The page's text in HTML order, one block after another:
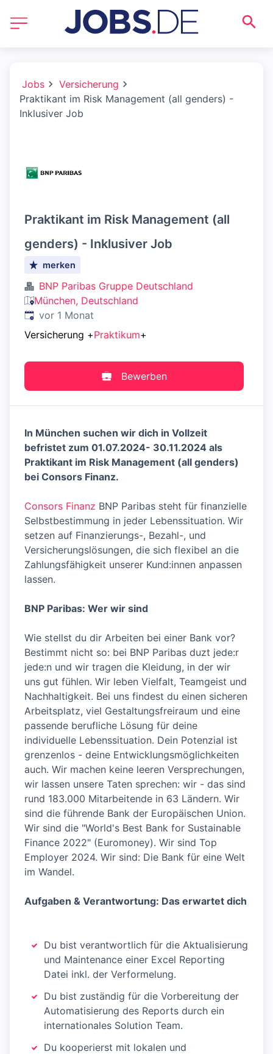
Jobs
Versicherung
Praktikant im Risk Management (all genders) -
Inklusiver Job
Praktikant im Risk Management (all
genders) - Inklusiver Job
merken
BNP Paribas Gruppe Deutschland
München, Deutschland
Veröffentlicht:
vor 1 Monat
Versicherung +Praktikum+
Bewerben
In München suchen wir dich in Vollzeit
befristet zum 01.07.2024- 30.11.2024 als
Praktikant im Risk Management (all genders)
bei Consors Finanz.
Consors Finanz BNP Paribas steht für finanzielle
Selbstbestimmung in jeder Lebenssituation. Wir
setzen auf Finanzierungs-, Bezahl-, und
Versicherungslösungen, die sich flexibel an die
Zahlungsfähigkeit unserer Kund:innen anpassen
lassen.
BNP Paribas: Wer wir sind
Wie stellst du dir Arbeiten bei einer Bank vor?
Bestimmt nicht so: bei BNP Paribas duzt jede:r
jede:n und wir tragen die Kleidung, in der wir
uns gut fühlen. Wir leben Vielfalt, Teamgeist und
Nachhaltigkeit. Bei uns findest du einen sicheren
Arbeitsplatz, viel Gestaltungsfreiraum und eine
passende berufliche Lösung für deine
individuelle Lebenssituation. Dein Potenzial ist
grenzenlos - deine Entwicklungsmöglichkeiten
auch. Wir machen keine leeren Versprechungen,
wir lassen unsere Taten sprechen: wir - das sind
rund 183.000 Mitarbeitende in 63 Ländern. Wir
sind die führende Bank der Europäischen Union.
Wir sind die "World's Best Bank for Sustainable
Finance 2022" (Euromoney). Wir sind Top
Employer 2024. Wir sind: Die Bank für eine Welt
im Wandel.
Aufgaben & Verantwortung: Das erwartet dich
Du bist verantwortlich für die Aktualisierung
und Maintenance einer Excel Reporting
Datei inkl. der Verformelung.
Du bist zuständig für die Vorbereitung der
Automatisierung des Reports durch ein
internationales Solution Team.
Du kooperierst mit lokalen und